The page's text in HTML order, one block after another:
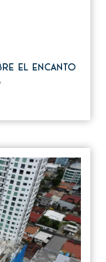
el encanto